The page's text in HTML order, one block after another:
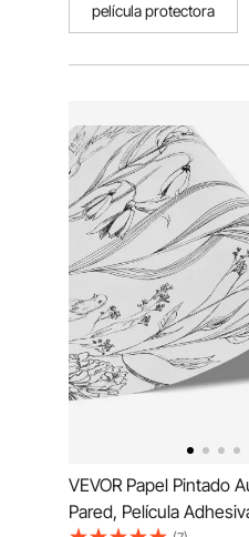
película protectora
VEVOR Papel Pintado
Pared, Película